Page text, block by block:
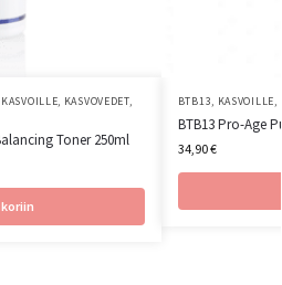
KASVOILLE, KASVOVEDET,
Toner 250ml
BTB13, KASVOILLE,
BTB13 Pro-Age
34,90€